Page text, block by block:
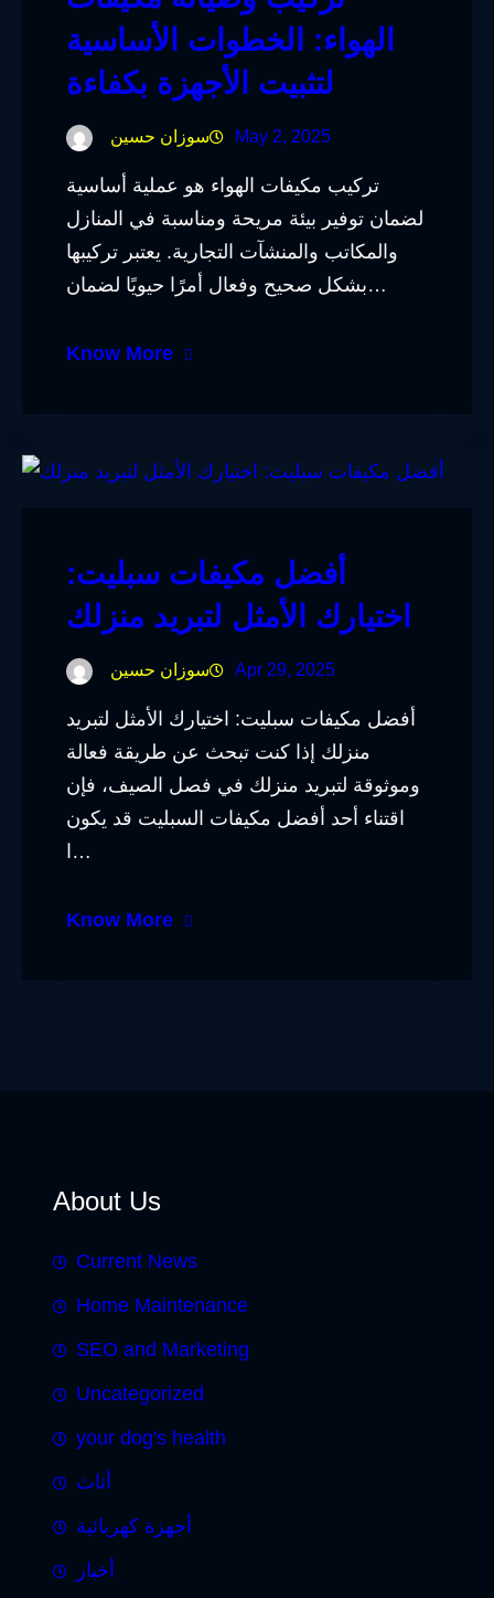
الهواء: الخطوات الأساسية
لتثبيت الأجهزة بكفاءة
سوزان حسين May 2, 2025
تركيب مكيفات الهواء هو عملية أساسية
لضمان توفير بيئة مريحة ومناسبة في المنازل
والمكاتب والمنشآت التجارية. يعتبر تركيبها
بشكل صحيح وفعال أمرًا حيويًا لضمان…
Know More
أفضل مكيفات سبليت:
اختيارك الأمثل لتبريد منزلك
سوزان حسين Apr 29, 2025
أفضل مكيفات سبليت: اختيارك الأمثل لتبريد
منزلك إذا كنت تبحث عن طريقة فعالة
وموثوقة لتبريد منزلك في فصل الصيف، فإن
اقتناء أحد أفضل مكيفات السبليت قد يكون
ا…
Know More
About Us
Current News
Home Maintenance
SEO and Marketing
Uncategorized
your dog's health
أثاث
أجهزة كهربائية
أخبار